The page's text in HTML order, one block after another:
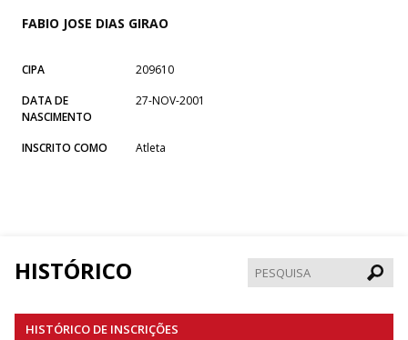
FABIO JOSE DIAS GIRAO
CIPA
209610
DATA DE
NASCIMENTO
27-NOV-2001
INSCRITO COMO Atleta
HISTÓRICO
HISTÓRICO DE INSCRIÇÕES